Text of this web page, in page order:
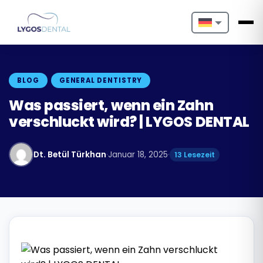
Nederlands
Français
Deutsch
Português
BLOG GENERAL DENTISTRY
Was passiert, wenn ein Zahn
verschluckt wird? | LYGOS DENTAL
Dt. Betül Türkhan·Januar 18, 2025· 13 Lesezeit